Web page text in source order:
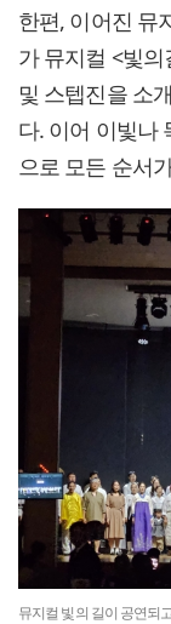
한편, 이어진 뮤
가 뮤지컬 <빛
및 스텝진을 소
다. 이어 이빛나
으로 모든 순서
뮤지컬 빛의 길이 공연되